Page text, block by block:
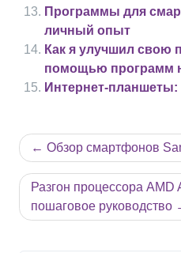
Программы для
личный опыт
Как я улучшил свою
помощью программ
Интернет-
Навигация
по
записям
Обзор смартфонов
Разгон процессора AMD
пошаговое руководство